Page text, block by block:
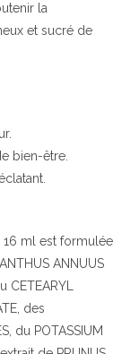
la
et sucré de
bien-être.
16 ml est formulée
ANNUUS
CETEARYL
des
du POTASSIUM